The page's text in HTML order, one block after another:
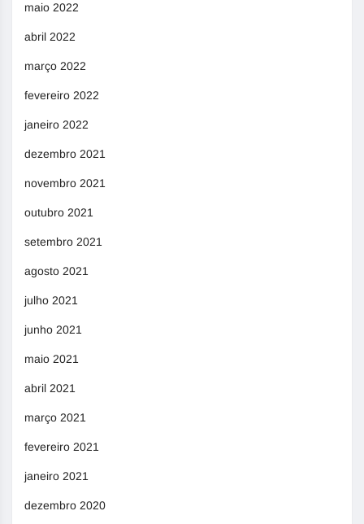
maio 2022
abril 2022
março 2022
fevereiro 2022
janeiro 2022
dezembro 2021
novembro 2021
outubro 2021
setembro 2021
agosto 2021
julho 2021
junho 2021
maio 2021
abril 2021
março 2021
fevereiro 2021
janeiro 2021
dezembro 2020